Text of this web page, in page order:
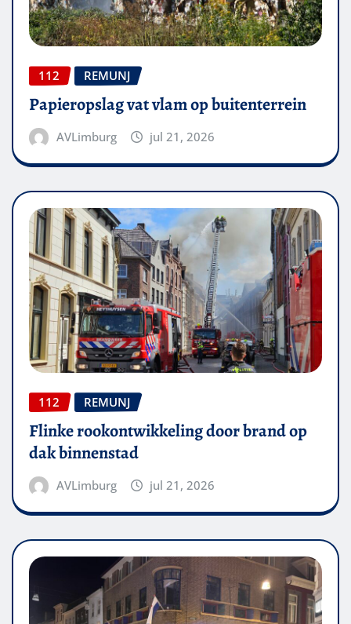
112 REMUNJ
Papieropslag vat vlam op buitenterrein
AVLimburg jul 21, 2026
112 REMUNJ
Flinke rookontwikkeling door brand op
dak binnenstad
AVLimburg jul 21, 2026